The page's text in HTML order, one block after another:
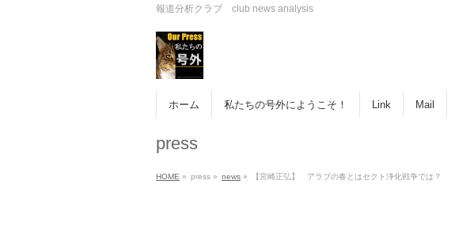
報道分析クラブ club news analysis
ホーム 私たちの号外にようこそ！ Link Mail
press
HOME » press » news » 【宮崎正弘】 アラブの春とはセクト浄化戦争では？